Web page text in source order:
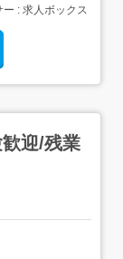
ー : 求人ボックス
歓迎/残業